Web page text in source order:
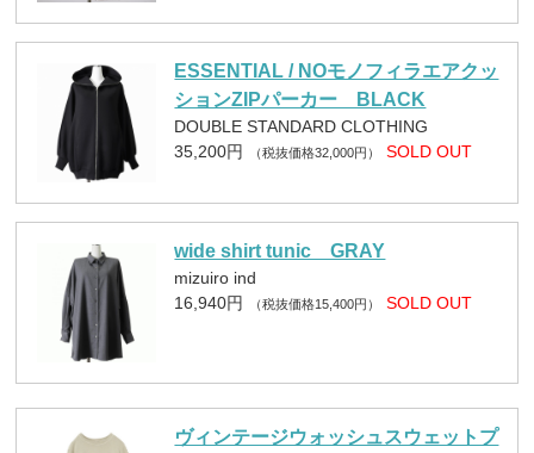
ESSENTIAL / NOモノフィラエアクッ
ションZIPパーカー BLACK
DOUBLE STANDARD CLOTHING
35,200円
（税抜価格32,000円） SOLD OUT
wide shirt tunic GRAY
mizuiro ind
16,940円
（税抜価格15,400円） SOLD OUT
ヴィンテージウォッシュスウェットプ